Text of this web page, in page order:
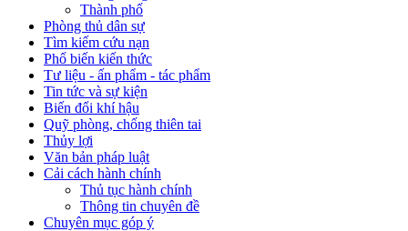
Thành phố
Phòng thủ dân sự
Tìm kiếm cứu nạn
Phổ biến kiến thức
Tư liệu - ấn phẩm - tác phẩm
Tin tức và sự kiện
Biến đổi khí hậu
Quỹ phòng, chống thiên tai
Thủy lợi
Văn bản pháp luật
Cải cách hành chính
Thủ tục hành chính
Thông tin chuyên đề
Chuyên mục góp ý